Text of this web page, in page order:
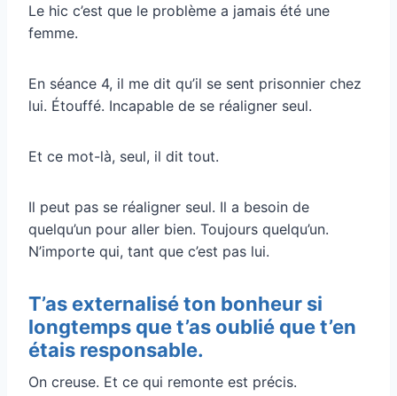
Le hic c’est que le problème a jamais été une
femme.
En séance 4, il me dit qu’il se sent prisonnier chez
lui. Étouffé. Incapable de se réaligner seul.
Et ce mot-là, seul, il dit tout.
Il peut pas se réaligner seul. Il a besoin de
quelqu’un pour aller bien. Toujours quelqu’un.
N’importe qui, tant que c’est pas lui.
T’as externalisé ton bonheur si
longtemps que t’as oublié que t’en
étais responsable.
On creuse. Et ce qui remonte est précis.